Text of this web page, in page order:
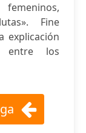
Fine
explicación
entre los